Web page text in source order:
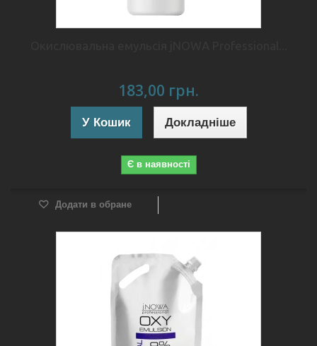
183,00 грн.
У Кошик Докладніше
Є в наявності
Додати в обране